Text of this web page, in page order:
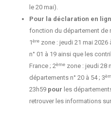
le 20 mai).
Pour la déclaration en
fonction du département de
1ère zone : jeudi 21 mai 2026
n° 01 à 19 ainsi que les
France ; 2ème zone : jeudi 28
départements n° 20 à 54 ; 3
23h59 pour les
retrouver les informations